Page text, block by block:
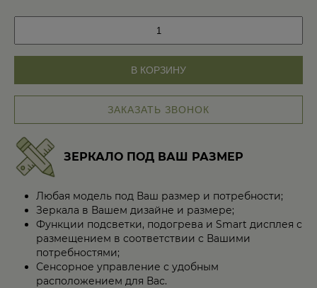
Дизайнерский
В КОРЗИНУ
ЗАКАЗАТЬ ЗВОНОК
ЗЕРКАЛО ПОД ВАШ РАЗМЕР
Любая модель под Ваш размер и потребности;
Зеркала в Вашем дизайне и размере;
Функции подсветки, подогрева и Smart дисплея с
размещением в соответствии с Вашими
потребностями;
Сенсорное управление с удобным
расположением для Вас.